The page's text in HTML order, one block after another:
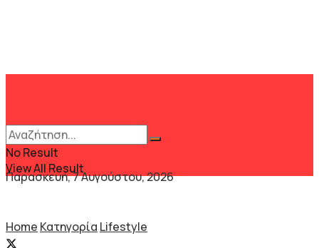
Παρασκευή, 7 Αυγούστου, 2026
No Result
View All Result
Home Κατηγορία Lifestyle